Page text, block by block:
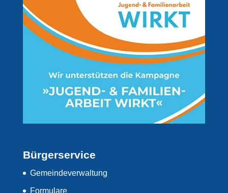
Bürgerservice
Gemeindeverwaltung
Formulare